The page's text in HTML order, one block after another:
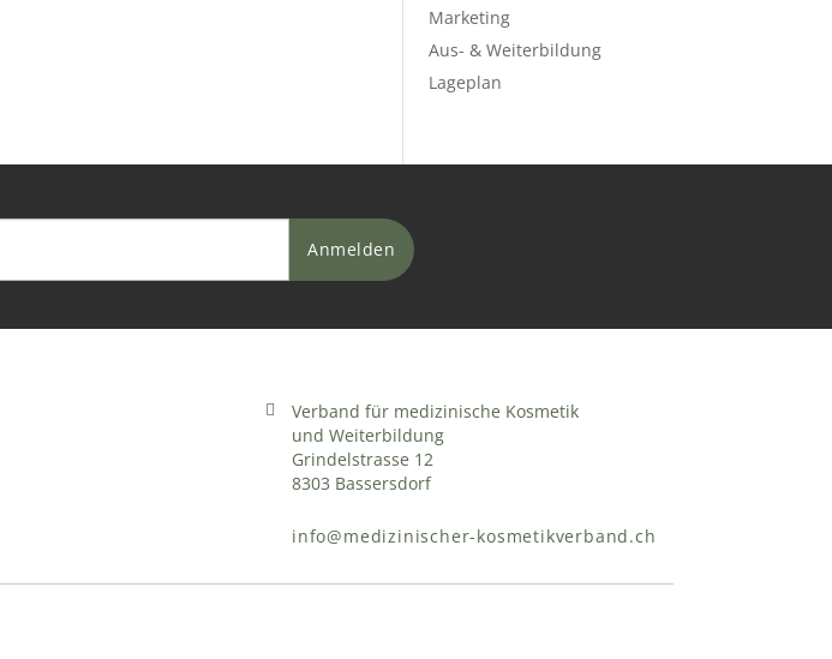
Marketing
Aus- & Weiterbildung
Lageplan
Verband für medizinische Kosmetik
und Weiterbildung
Grindelstrasse 12
8303 Bassersdorf
info@medizinischer-kosmetikverband.ch